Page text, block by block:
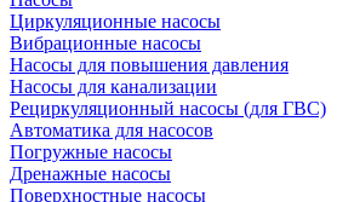
Циркуляционные насосы
Вибрационные насосы
Насосы для повышения давления
Насосы для канализации
Рециркуляционный насосы (для ГВС)
Автоматика для насосов
Погружные насосы
Дренажные насосы
Поверхностные насосы